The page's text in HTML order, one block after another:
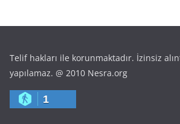
Telif hakları ile korunmaktadır. İzinsiz
yapılamaz. @ 2010 Nesra.org
1